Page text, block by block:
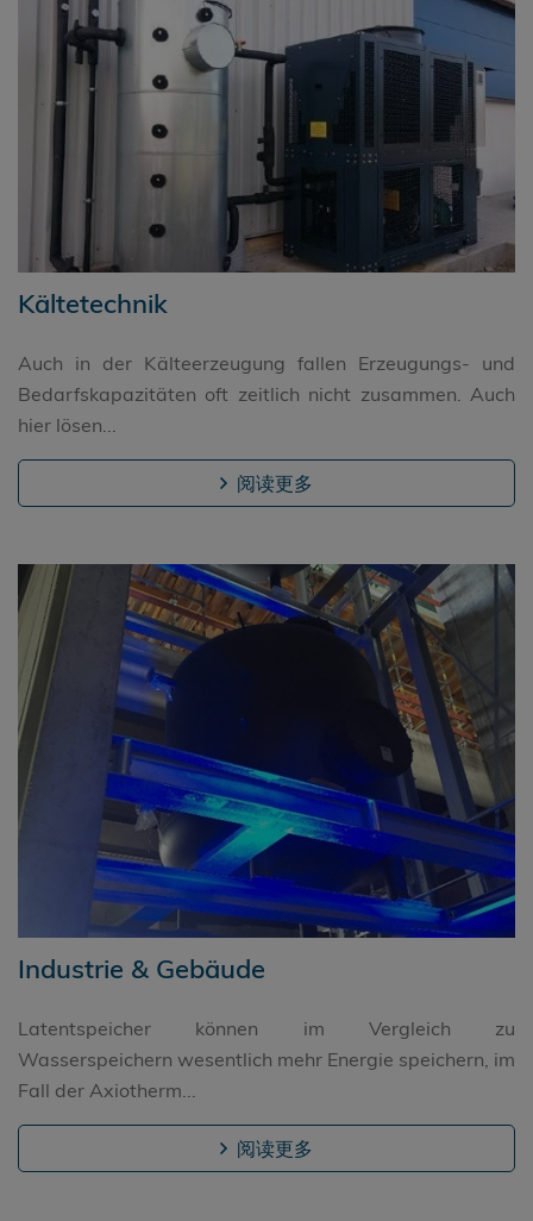
Kältetechnik
Auch in der Kälteerzeugung fallen Erzeugungs- und
Bedarfskapazitäten oft zeitlich nicht zusammen. Auch
hier lösen...
阅读更多
Industrie & Gebäude
Latentspeicher können im Vergleich zu
Wasserspeichern wesentlich mehr Energie speichern, im
Fall der Axiotherm...
阅读更多